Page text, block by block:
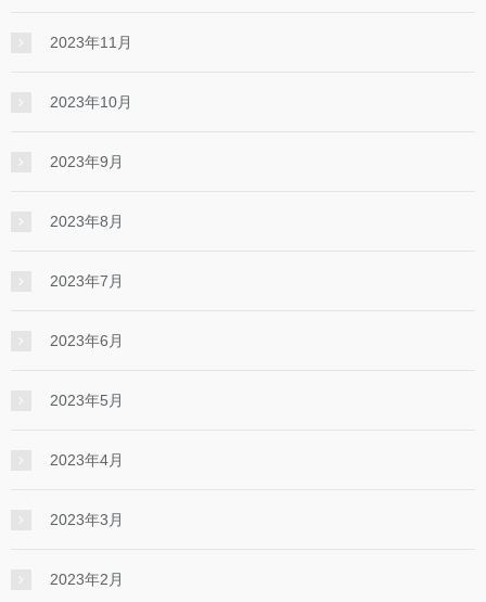
2023年11月
2023年10月
2023年9月
2023年8月
2023年7月
2023年6月
2023年5月
2023年4月
2023年3月
2023年2月